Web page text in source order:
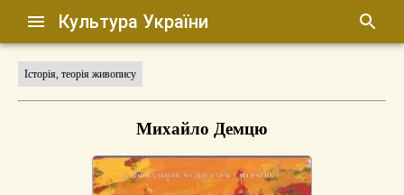
Культура України
Історія, теорія живопису
Михайло Демцю